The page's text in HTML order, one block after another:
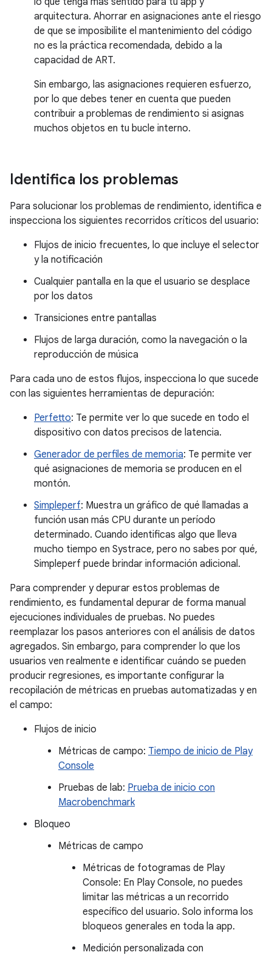
arquitectura. Ahorrar en asignaciones ante el riesgo
de que se imposibilite el mantenimiento del código
no es la práctica recomendada, debido a la
capacidad de ART.
Sin embargo, las asignaciones requieren esfuerzo,
por lo que debes tener en cuenta que pueden
contribuir a problemas de rendimiento si asignas
muchos objetos en tu bucle interno.
Identifica los problemas
Para solucionar los problemas de rendimiento, identifica e
inspecciona los siguientes recorridos críticos del usuario:
Flujos de inicio frecuentes, lo que incluye el selector
y la notificación
Cualquier pantalla en la que el usuario se desplace
por los datos
Transiciones entre pantallas
Flujos de larga duración, como la navegación o la
reproducción de música
Para cada uno de estos flujos, inspecciona lo que sucede
con las siguientes herramientas de depuración:
Perfetto: Te permite ver lo que sucede en todo el
dispositivo con datos precisos de latencia.
Generador de perfiles de memoria: Te permite ver
qué asignaciones de memoria se producen en el
montón.
Simpleperf: Muestra un gráfico de qué llamadas a
función usan más CPU durante un período
determinado. Cuando identificas algo que lleva
mucho tiempo en Systrace, pero no sabes por qué,
Simpleperf puede brindar información adicional.
Para comprender y depurar estos problemas de
rendimiento, es fundamental depurar de forma manual
ejecuciones individuales de pruebas. No puedes
reemplazar los pasos anteriores con el análisis de datos
agregados. Sin embargo, para comprender lo que los
usuarios ven realmente e identificar cuándo se pueden
producir regresiones, es importante configurar la
recopilación de métricas en pruebas automatizadas y en
el campo:
Flujos de inicio
Métricas de campo: Tiempo de inicio de Play
Console
Pruebas de lab: Prueba de inicio con
Macrobenchmark
Bloqueo
Métricas de campo
Métricas de fotogramas de Play
Console: En Play Console, no puedes
limitar las métricas a un recorrido
específico del usuario. Solo informa los
bloqueos generales en toda la app.
Medición personalizada con